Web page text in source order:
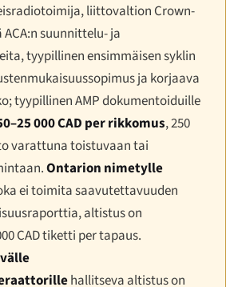
liittovaltion Crown-
suunnittelu- ja
tyypillinen ensimmäisen syklin
ja korjaava
tyypillinen AMP dokumentoiduille
000 CAD per rikkomus, 250
varattuna toistuvaan tai
Ontarion nimetylle
ei toimita saavutettavuuden
altistus on
CAD tiketti per tapaus.
hallitseva altistus on